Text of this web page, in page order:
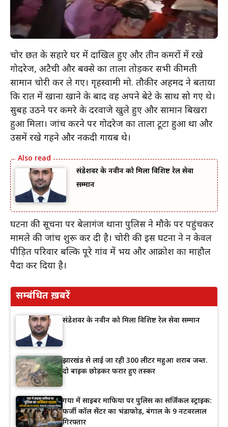
चोर छत के सहारे घर में दाखिल हुए और तीन कमरों में रखे
गोदरेज, अटैची और बक्से का ताला तोड़कर सभी कीमती
सामान चोरी कर ले गए। गृहस्वामी मो. तौकीर अहमद ने बताया
कि रात में खाना खाने के बाद वह अपने बेटे के साथ सो गए थे।
सुबह उठने पर कमरे के दरवाजे खुले हुए और सामान बिखरा
हुआ मिला। जांच करने पर गोदरेज का ताला टूटा हुआ था और
उसमें रखे गहने और नकदी गायब थे।
संडेशवर के नवीन को मिला विशिष्ट रेल सेवा
सम्मान
घटना की सूचना पर बेलागंज थाना पुलिस ने मौके पर पहुंचकर
मामले की जांच शुरू कर दी है। चोरी की इस घटना ने न केवल
पीड़ित परिवार बल्कि पूरे गांव में भय और आक्रोश का माहौल
पैदा कर दिया है।
सम्बंधित ख़बरें
संडेशवर के नवीन को मिला विशिष्ट रेल सेवा सम्मान
झारखंड से लाई जा रही 300 लीटर महुआ शराब जब्त.
दो बाइक छोड़कर फरार हुए तस्कर
गया में साइबर माफिया पर पुलिस का सर्जिकल स्ट्राइक:
फर्जी कॉल सेंटर का भंडाफोड़, बंगाल के 9 नटवरलाल
गिरफ्तार